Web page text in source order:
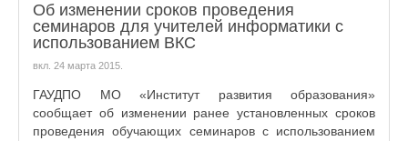
Об изменении сроков проведения
семинаров для учителей информатики с
использованием ВКС
вкл. 24 марта 2015
ГАУДПО МО «Институт развития образования»
сообщает об изменении ранее установленных сроков
проведения обучающих семинаров с использованием